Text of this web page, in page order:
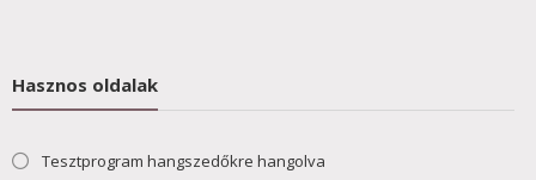
Hasznos oldalak
Tesztprogram hangszedőkre hangolva